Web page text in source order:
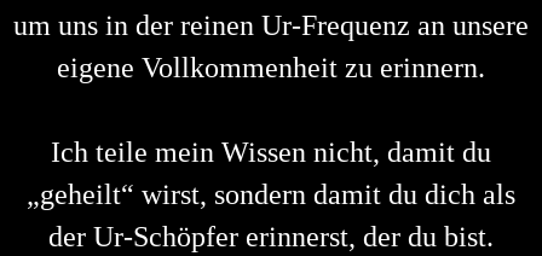
um uns in der reinen Ur-Frequenz an unsere
eigene Vollkommenheit zu erinnern.
Ich teile mein Wissen nicht, damit du
„geheilt“ wirst, sondern damit du dich als
der Ur-Schöpfer erinnerst, der du bist.